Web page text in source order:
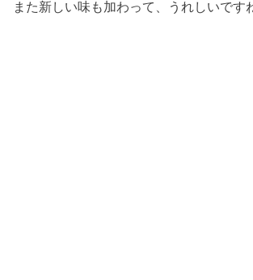
また新しい味も加わって、うれしいです